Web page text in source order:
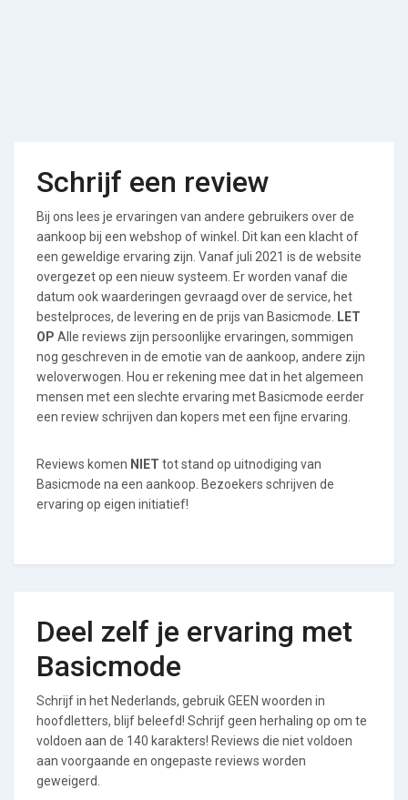
Schrijf een review
Bij ons lees je ervaringen van andere gebruikers over de
aankoop bij een webshop of winkel. Dit kan een klacht of
een geweldige ervaring zijn. Vanaf juli 2021 is de website
overgezet op een nieuw systeem. Er worden vanaf die
datum ook waarderingen gevraagd over de service, het
bestelproces, de levering en de prijs van Basicmode.
LET
OP Alle reviews zijn persoonlijke ervaringen, sommigen
nog geschreven in de emotie van de aankoop, andere zijn
weloverwogen. Hou er rekening mee dat in het algemeen
mensen met een slechte ervaring met Basicmode eerder
een review schrijven dan kopers met een fijne ervaring.
Reviews komen NIET tot stand op uitnodiging van
Basicmode na een aankoop. Bezoekers schrijven de
ervaring op eigen initiatief!
Deel zelf je ervaring met
Basicmode
Schrijf in het Nederlands, gebruik GEEN woorden in
hoofdletters, blijf beleefd! Schrijf geen herhaling op om te
voldoen aan de 140 karakters! Reviews die niet voldoen
aan voorgaande en ongepaste reviews worden
geweigerd.